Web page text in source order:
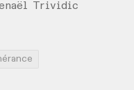
Trividic